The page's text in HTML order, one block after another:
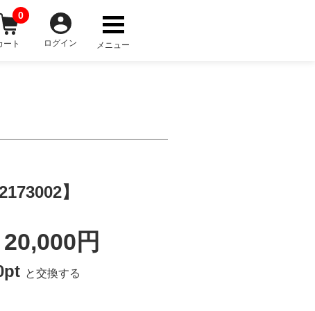
ート
0
ログイン メニュー
】
20,000円
と交換する